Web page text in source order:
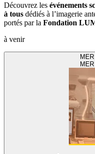
Découvrez les événements
à tous dédiés à l’imagerie
portés par la Fondation
à venir
MER